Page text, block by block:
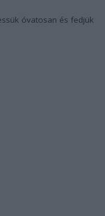
óvatosan és fedjük